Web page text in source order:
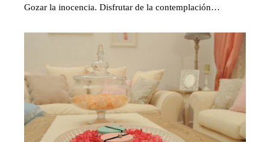
Gozar la inocencia. Disfrutar de la contemplación…